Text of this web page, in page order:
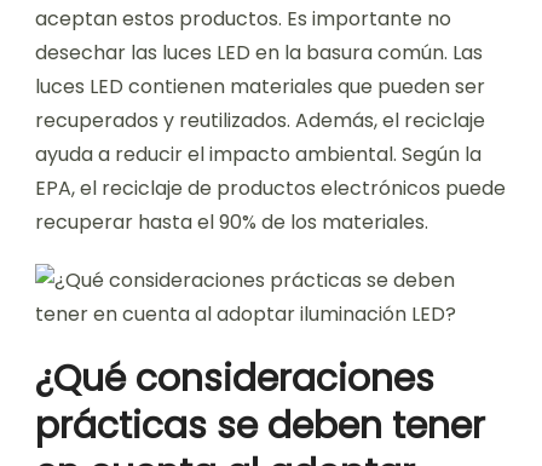
aceptan estos productos. Es importante no
desechar las luces LED en la basura común. Las
luces LED contienen materiales que pueden ser
recuperados y reutilizados. Además, el reciclaje
ayuda a reducir el impacto ambiental. Según la
EPA, el reciclaje de productos electrónicos puede
recuperar hasta el 90% de los materiales.
¿Qué consideraciones
prácticas se deben tener